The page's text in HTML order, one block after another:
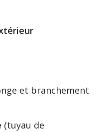
et branchement
(tuyau de